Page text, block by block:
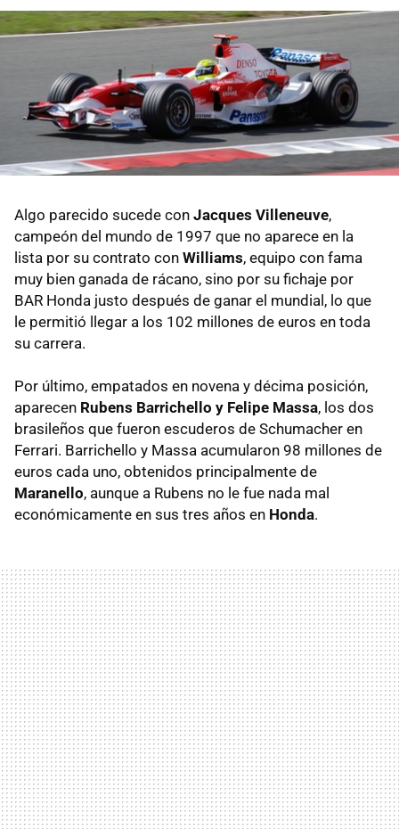
Algo parecido sucede con Jacques Villeneuve,
campeón del mundo de 1997 que no aparece en la
lista por su contrato con Williams, equipo con fama
muy bien ganada de rácano, sino por su fichaje por
BAR Honda justo después de ganar el mundial, lo que
le permitió llegar a los 102 millones de euros en toda
su carrera.
Por último, empatados en novena y décima posición,
aparecen Rubens Barrichello y Felipe Massa, los dos
brasileños que fueron escuderos de Schumacher en
Ferrari. Barrichello y Massa acumularon 98 millones de
euros cada uno, obtenidos principalmente de
Maranello, aunque a Rubens no le fue nada mal
económicamente en sus tres años en Honda.